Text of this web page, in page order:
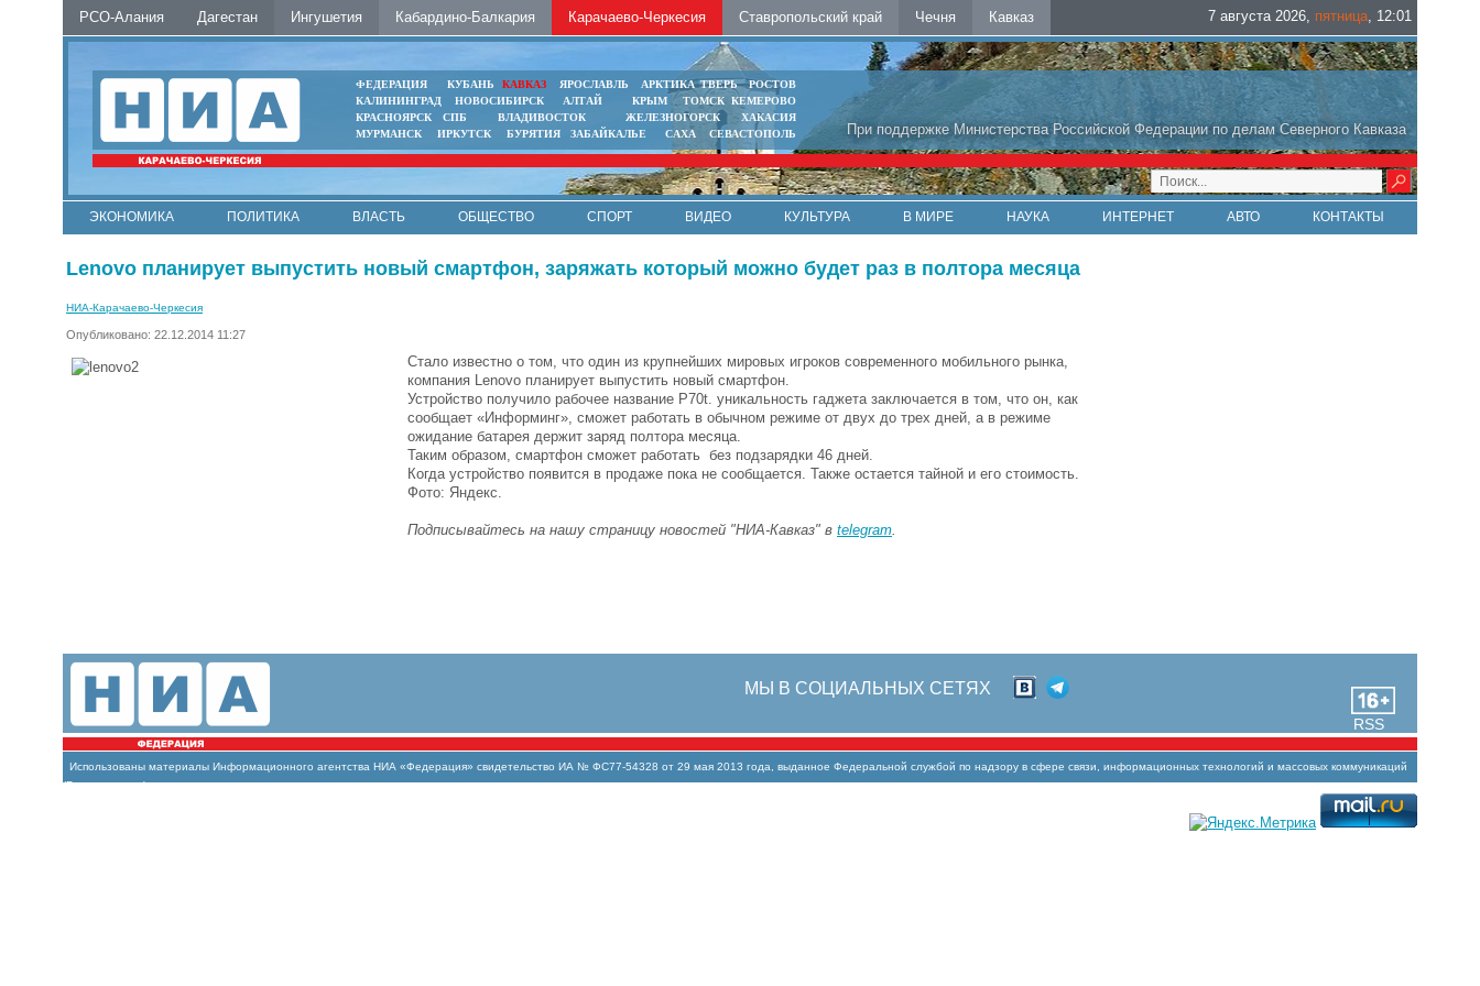
РСО-Алания Дагестан Ингушетия Кабардино-Балкария Карачаево-Черкесия Ставропольский край Чечня Кавказ 7 августа 2026, пятница, 12:01
При поддержке Министерства Российской Федерации по делам Северного Кавказа
ФЕДЕРАЦИЯ КУБАНЬ КАВКАЗ ЯРОСЛАВЛЬ АРКТИКА ТВЕРЬ
РОСТОВ
КАЛИНИНГРАД
НОВОСИБИРСК АЛТАЙ КРЫМ ТОМСК КЕМЕРОВО
КРАСНОЯРСК
СПБ ВЛАДИВОСТОК ЖЕЛЕЗНОГОРСК
ХАКАСИЯ
МУРМАНСК
ИРКУТСК БУРЯТИЯ ЗАБАЙКАЛЬЕ САХА СЕВАСТОПОЛЬ
ЭКОНОМИКА ПОЛИТИКА ВЛАСТЬ ОБЩЕСТВО СПОРТ ВИДЕО КУЛЬТУРА В МИРЕ НАУКА ИНТЕРНЕТ АВТО КОНТАКТЫ
Lenovo планирует выпустить новый смартфон, заряжать который можно будет раз в полтора месяца
НИА-Карачаево-Черкесия
Опубликовано: 22.12.2014 11:27
Стало известно о том, что один из крупнейших мировых игроков современного мобильного рынка,
компания Lenovo планирует выпустить новый смартфон.
Устройство получило рабочее название P70t. уникальность гаджета заключается в том, что он, как
сообщает «Информинг», сможет работать в обычном режиме от двух до трех дней, а в режиме
ожидание батарея держит заряд полтора месяца.
Таким образом, смартфон сможет работать без подзарядки 46 дней.
Когда устройство появится в продаже пока не сообщается. Также остается тайной и его стоимость.
Фото: Яндекс.
Подписывайтесь на нашу страницу новостей "НИА-Кавказ" в telegram
RSS
МЫ В СОЦИАЛЬНЫХ СЕТЯХ
Использованы материалы Информационного агентства НИА «Федерация» свидетельство ИА № ФС77-54328 от 29 мая 2013 года, выданное Федеральной службой по надзору в сфере связи, информационных технологий и массовых коммуникаций
(Роскомнадзор)